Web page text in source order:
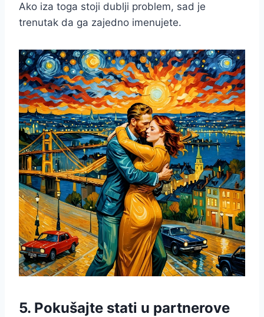
Ako iza toga stoji dublji problem, sad je
trenutak da ga zajedno imenujete.
5. Pokušajte stati u partnerove